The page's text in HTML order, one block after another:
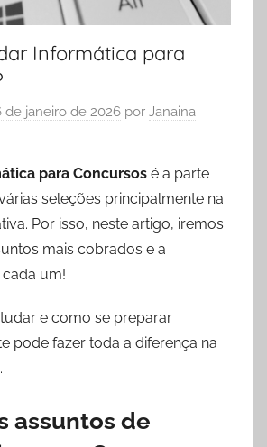
Informática para
de janeiro de 2026 por Janaina
para Concursos é a parte
seleções principalmente na
Por isso, neste artigo, iremos
mais cobrados e a
um!
e como se preparar
pode fazer toda a diferença na
assuntos de